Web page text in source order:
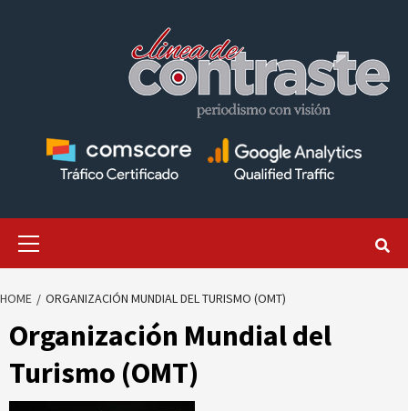
HOME ORGANIZACIÓN MUNDIAL DEL TURISMO (OMT)
Organización Mundial del
Turismo (OMT)